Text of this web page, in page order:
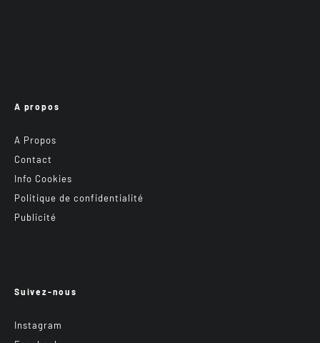
A propos
A Propos
Contact
Info Cookies
Politique de confidentialité
Publicité
Suivez-nous
Instagram